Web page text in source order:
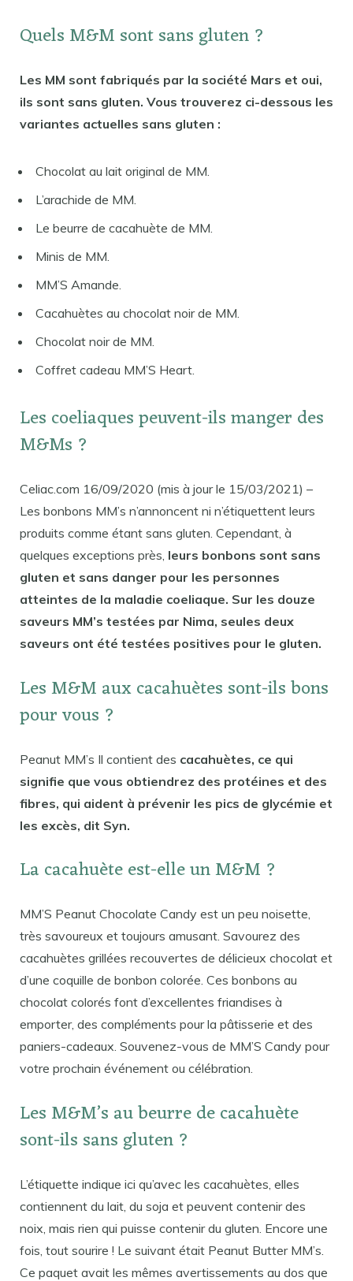
Quels M&M sont sans gluten ?
Les MM sont fabriqués par la société Mars et oui,
ils sont sans gluten. Vous trouverez ci-dessous les
variantes actuelles sans gluten :
Chocolat au lait original de MM.
L’arachide de MM.
Le beurre de cacahuète de MM.
Minis de MM.
MM’S Amande.
Cacahuètes au chocolat noir de MM.
Chocolat noir de MM.
Coffret cadeau MM’S Heart.
Les coeliaques peuvent-ils manger des
M&Ms ?
Celiac.com 16/09/2020 (mis à jour le 15/03/2021) –
Les bonbons MM’s n’annoncent ni n’étiquettent leurs
produits comme étant sans gluten. Cependant, à
quelques exceptions près, leurs bonbons sont sans
gluten et sans danger pour les personnes
atteintes de la maladie coeliaque. Sur les douze
saveurs MM’s testées par Nima, seules deux
saveurs ont été testées positives pour le gluten.
Les M&M aux cacahuètes sont-ils bons
pour vous ?
Peanut MM’s Il contient des cacahuètes, ce qui
signifie que vous obtiendrez des protéines et des
fibres, qui aident à prévenir les pics de glycémie et
les excès, dit Syn.
La cacahuète est-elle un M&M ?
MM’S Peanut Chocolate Candy est un peu noisette,
très savoureux et toujours amusant. Savourez des
cacahuètes grillées recouvertes de délicieux chocolat et
d’une coquille de bonbon colorée. Ces bonbons au
chocolat colorés font d’excellentes friandises à
emporter, des compléments pour la pâtisserie et des
paniers-cadeaux. Souvenez-vous de MM’S Candy pour
votre prochain événement ou célébration.
Les M&M’s au beurre de cacahuète
sont-ils sans gluten ?
L’étiquette indique ici qu’avec les cacahuètes, elles
contiennent du lait, du soja et peuvent contenir des
noix, mais rien qui puisse contenir du gluten. Encore une
fois, tout sourire ! Le suivant était Peanut Butter MM’s.
Ce paquet avait les mêmes avertissements au dos que